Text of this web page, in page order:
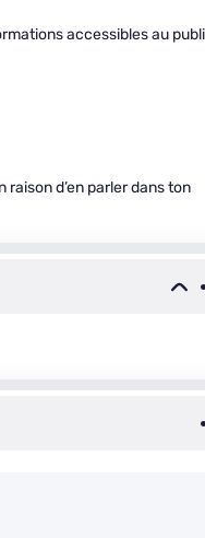
accessibles au
raison d’en parler dans ton